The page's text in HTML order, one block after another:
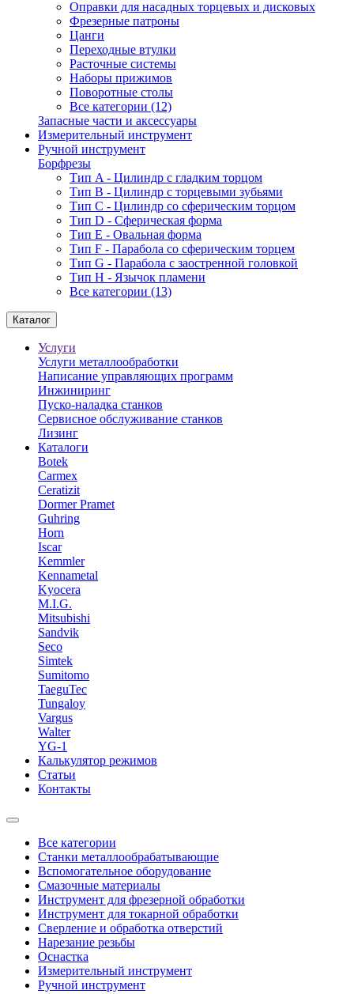
Оправки для насадных торцевых и дисковых
Фрезерные патроны
Цанги
Переходные втулки
Расточные системы
Наборы прижимов
Поворотные столы
Все категории (12)
Запасные части и аксессуары
Измерительный инструмент
Ручной инструмент
Борфрезы
Тип A - Цилиндр с гладким торцом
Тип В - Цилиндр с торцевыми зубьями
Тип С - Цилиндр со сферическим торцом
Тип D - Сферическая форма
Тип Е - Овальная форма
Тип F - Парабола со сферическим торцем
Тип G - Парабола с заостренной головкой
Тип H - Язычок пламени
Все категории (13)
Каталог
Услуги
Услуги металлообработки
Написание управляющих программ
Инжиниринг
Пуско-наладка станков
Сервисное обслуживание станков
Лизинг
Каталоги
Botek
Carmex
Ceratizit
Dormer Pramet
Guhring
Horn
Iscar
Kemmler
Kennametal
Kyocera
M.I.G.
Mitsubishi
Sandvik
Seco
Simtek
Sumitomo
TaeguTec
Tungaloy
Vargus
Walter
YG-1
Калькулятор режимов
Статьи
Контакты
Все категории
Станки металлообрабатывающие
Вспомогательное оборудование
Смазочные материалы
Инструмент для фрезерной обработки
Инструмент для токарной обработки
Сверление и обработка отверстий
Нарезание резьбы
Оснастка
Измерительный инструмент
Ручной инструмент